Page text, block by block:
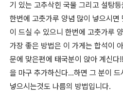
기 있는 고추삭힌 국물 그리고 설탕
한번에 고춧가루 양념 많이 넣으시면
이 드실 수 있으니 한번에 고춧가루
가장 좋은 방법은 이 가게는 합석이
문에 맞은편에 태국분이 앉아 계신다
을 마구 추가하신다...하면 그 분이
넣으시는것도 나름의 방법입니다.